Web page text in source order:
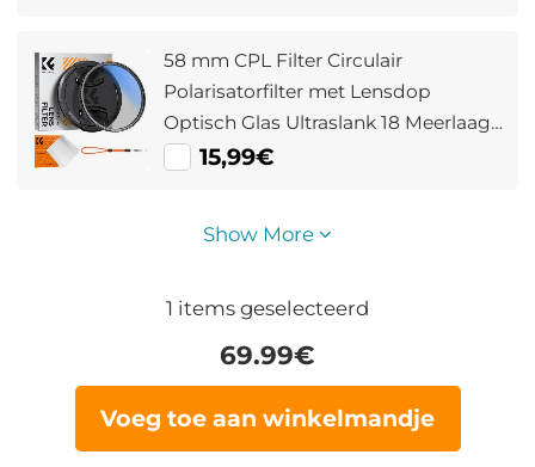
58 mm CPL Filter Circulair
Polarisatorfilter met Lensdop
Optisch Glas Ultraslank 18 Meerlaags
voor Cameralens Nano Klear Serie
15,99€
Show More
1 items geselecteerd
69.99€
Voeg toe aan winkelmandje